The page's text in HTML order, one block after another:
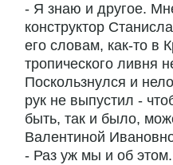
- Я знаю и другое.
конструктор
его словам, как-то в
тропического ливня
Поскользнулся и
рук не выпустил -
быть, так и было,
Валентиной
- Раз уж мы и об